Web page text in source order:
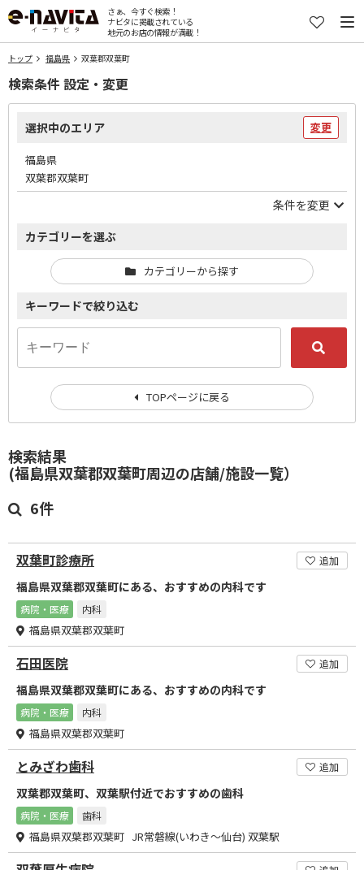
さぁ、今すぐ検索！
ナビタに掲載されている
地元のお店の情報が満載！
トップ 福島県 双葉郡双葉町
検索結果
(福島県双葉郡双葉町周辺の店舗/施設一覧）
6件
双葉町診療所 追加
福島県双葉郡双葉町にある、おすすめの内科です
病院・医療 内科
福島県双葉郡双葉町
石田医院 追加
福島県双葉郡双葉町にある、おすすめの内科です
病院・医療 内科
福島県双葉郡双葉町
とみざわ歯科 追加
双葉郡双葉町、双葉駅付近でおすすめの歯科
病院・医療 歯科
福島県双葉郡双葉町 JR常磐線(いわき～仙台) 双葉駅
検索条件 設定・変更
選択中のエリア 変更
福島県
双葉郡双葉町
条件を変更
カテゴリーを選ぶ
カテゴリーから探す
キーワードで絞り込む
TOPページに戻る